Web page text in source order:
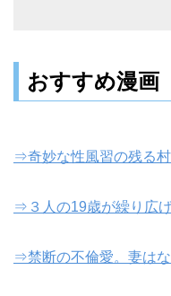
おすすめ漫画
⇒奇妙な性風習の残る
⇒３人の19歳が繰り広
⇒禁断の不倫愛。妻は